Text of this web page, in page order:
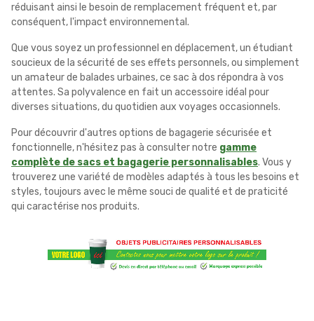
réduisant ainsi le besoin de remplacement fréquent et, par
conséquent, l'impact environnemental.
Que vous soyez un professionnel en déplacement, un étudiant
soucieux de la sécurité de ses effets personnels, ou simplement
un amateur de balades urbaines, ce sac à dos répondra à vos
attentes. Sa polyvalence en fait un accessoire idéal pour
diverses situations, du quotidien aux voyages occasionnels.
Pour découvrir d'autres options de bagagerie sécurisée et
fonctionnelle, n'hésitez pas à consulter notre gamme
complète de sacs et bagagerie personnalisables. Vous y
trouverez une variété de modèles adaptés à tous les besoins et
styles, toujours avec le même souci de qualité et de praticité
qui caractérise nos produits.